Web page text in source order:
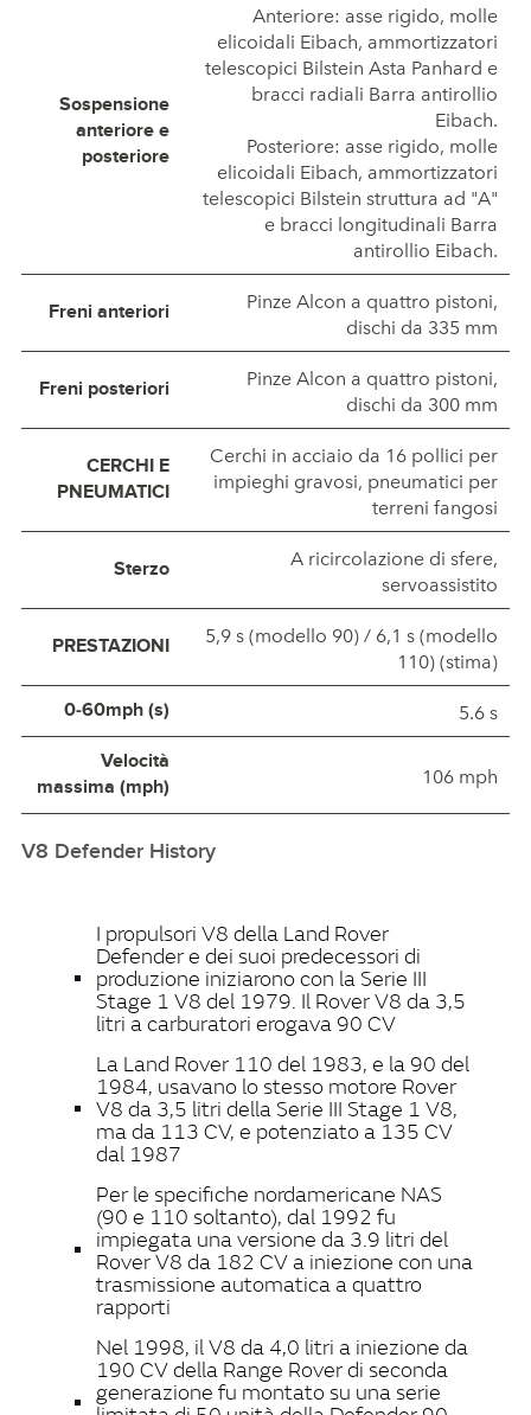
Sospensione
anteriore e
posteriore
Anteriore: asse rigido, molle
elicoidali Eibach, ammortizzatori
telescopici Bilstein Asta Panhard e
bracci radiali Barra antirollio
Eibach.
Posteriore: asse rigido, molle
elicoidali Eibach, ammortizzatori
telescopici Bilstein struttura ad "A"
e bracci longitudinali Barra
antirollio Eibach.
Freni anteriori
Pinze Alcon a quattro pistoni,
dischi da 335 mm
Freni posteriori
Pinze Alcon a quattro pistoni,
dischi da 300 mm
CERCHI E
PNEUMATICI
Cerchi in acciaio da 16 pollici per
impieghi gravosi, pneumatici per
terreni fangosi
Sterzo
A ricircolazione di sfere,
servoassistito
PRESTAZIONI
5,9 s (modello 90) / 6,1 s (modello
110) (stima)
0‑60mph (s) 5.6 s
Velocità
massima (mph)
106 mph
V8 Defender History
I propulsori V8 della Land Rover
Defender e dei suoi predecessori di
produzione iniziarono con la Serie III
Stage 1 V8 del 1979. Il Rover V8 da 3,5
litri a carburatori erogava 90 CV
La Land Rover 110 del 1983, e la 90 del
1984, usavano lo stesso motore Rover
V8 da 3,5 litri della Serie III Stage 1 V8,
ma da 113 CV, e potenziato a 135 CV
dal 1987
Per le specifiche nordamericane NAS
(90 e 110 soltanto), dal 1992 fu
impiegata una versione da 3.9 litri del
Rover V8 da 182 CV a iniezione con una
trasmissione automatica a quattro
rapporti
Nel 1998, il V8 da 4,0 litri a iniezione da
190 CV della Range Rover di seconda
generazione fu montato su una serie